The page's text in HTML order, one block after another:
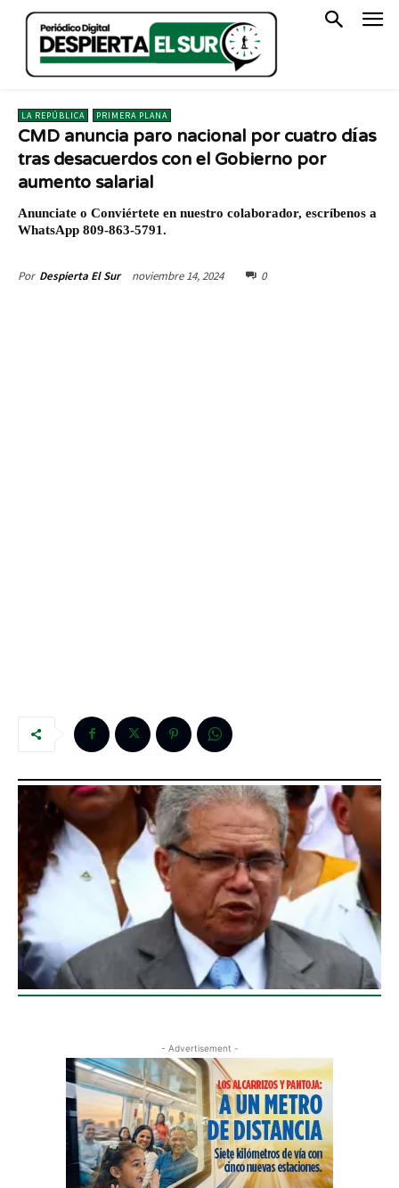
LA REPÚBLICA PRIMERA PLANA
CMD anuncia paro nacional por cuatro días
tras desacuerdos con el Gobierno por
aumento salarial
Anunciate o Conviértete en nuestro colaborador, escríbenos a
WhatsApp 809-863-5791.
Por Despierta El Sur noviembre 14, 2024 0
- Advertisement -